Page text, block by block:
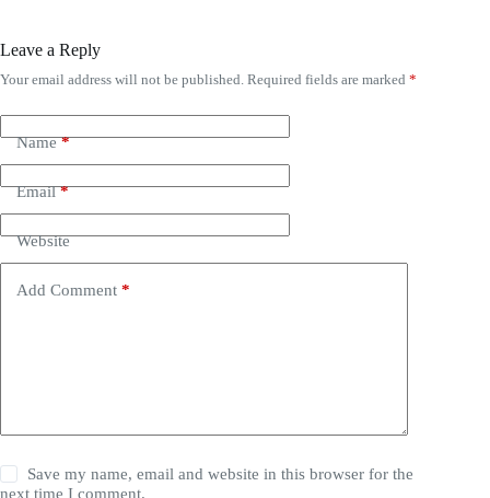
Leave a Reply
Your email address will not be published. Required fields are marked *
Name*
Email*
Website
Add Comment *
Save my name, email and website in this browser for the
next time I comment.